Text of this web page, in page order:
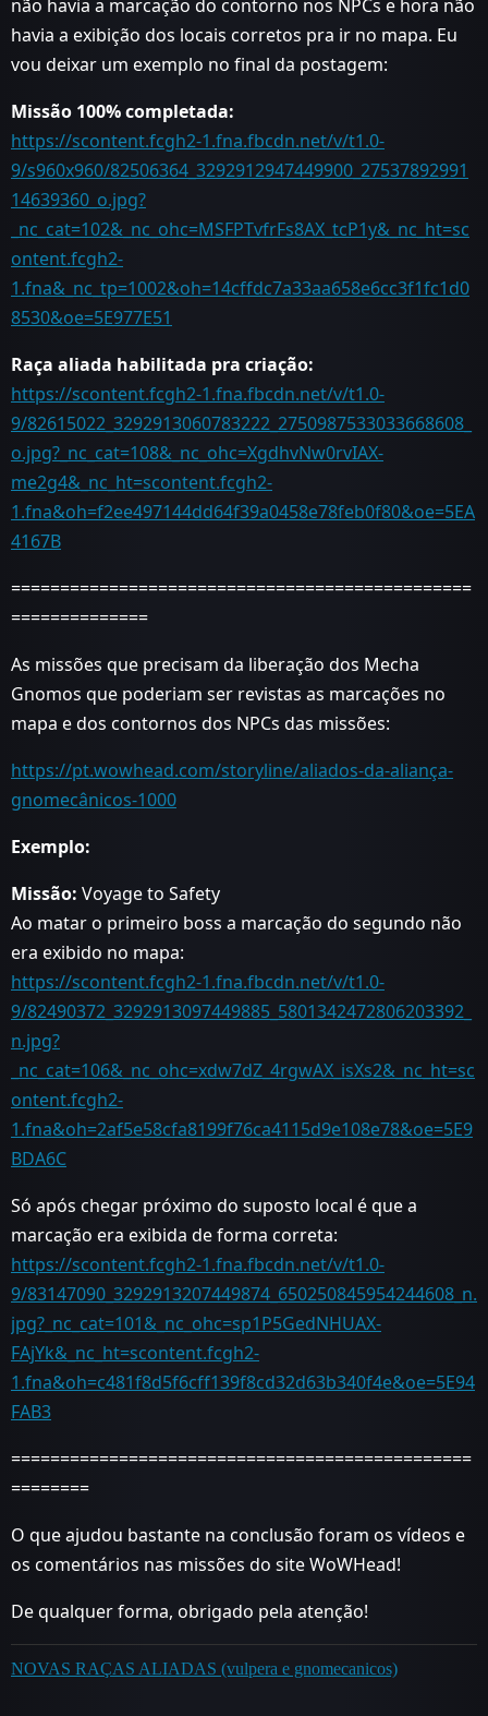
não havia a marcação do contorno nos NPCs e hora não
havia a exibição dos locais corretos pra ir no mapa. Eu
vou deixar um exemplo no final da postagem:
Missão 100% completada:
https://scontent.fcgh2-1.fna.fbcdn.net/v/t1.0-
9/s960x960/82506364_3292912947449900_27537892991
14639360_o.jpg?
_nc_cat=102&_nc_ohc=MSFPTvfrFs8AX_tcP1y&_nc_ht=sc
ontent.fcgh2-
1.fna&_nc_tp=1002&oh=14cffdc7a33aa658e6cc3f1fc1d0
8530&oe=5E977E51
Raça aliada habilitada pra criação:
https://scontent.fcgh2-1.fna.fbcdn.net/v/t1.0-
9/82615022_3292913060783222_2750987533033668608_
o.jpg?_nc_cat=108&_nc_ohc=XgdhvNw0rvIAX-
me2g4&_nc_ht=scontent.fcgh2-
1.fna&oh=f2ee497144dd64f39a0458e78feb0f80&oe=5EA
4167B
===============================================
==============
As missões que precisam da liberação dos Mecha
Gnomos que poderiam ser revistas as marcações no
mapa e dos contornos dos NPCs das missões:
https://pt.wowhead.com/storyline/aliados-da-aliança-
gnomecânicos-1000
Exemplo:
Missão: Voyage to Safety
Ao matar o primeiro boss a marcação do segundo não
era exibido no mapa:
https://scontent.fcgh2-1.fna.fbcdn.net/v/t1.0-
9/82490372_3292913097449885_5801342472806203392_
n.jpg?
_nc_cat=106&_nc_ohc=xdw7dZ_4rgwAX_isXs2&_nc_ht=sc
ontent.fcgh2-
1.fna&oh=2af5e58cfa8199f76ca4115d9e108e78&oe=5E9
BDA6C
Só após chegar próximo do suposto local é que a
marcação era exibida de forma correta:
https://scontent.fcgh2-1.fna.fbcdn.net/v/t1.0-
9/83147090_3292913207449874_650250845954244608_n.
jpg?_nc_cat=101&_nc_ohc=sp1P5GedNHUAX-
FAjYk&_nc_ht=scontent.fcgh2-
1.fna&oh=c481f8d5f6cff139f8cd32d63b340f4e&oe=5E94
FAB3
===============================================
========
O que ajudou bastante na conclusão foram os vídeos e
os comentários nas missões do site WoWHead!
De qualquer forma, obrigado pela atenção!
NOVAS RAÇAS ALIADAS (vulpera e gnomecanicos)